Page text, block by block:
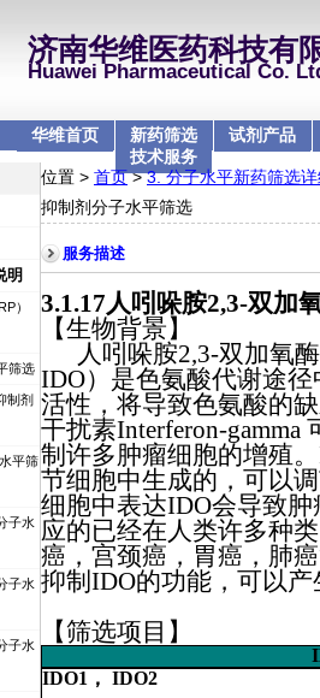
济南华维医药科技有
Huawei Pharmaceutical Co.
华维首页
新药筛选
技术服务
试剂产品
明
）
筛选
制剂
平筛
子水
子水
子水
位置 > 首页>3. 分子水平新药筛选
抑制剂分子水平筛选
服务描述
3.1.17人吲哚胺2,3-双加
【生物背景】
人吲哚胺2,3-双加氧
IDO）是色氨酸代谢途
活性，将导致色氨酸的
干扰素Interferon-
制许多肿瘤细胞的增殖
节细胞中生成的，可以
细胞中表达IDO会导致肿
应的已经在人类许多种
癌，宫颈癌，胃癌，肺
抑制 IDO的功能，可以
【筛选项目】
IDO1 ， IDO2